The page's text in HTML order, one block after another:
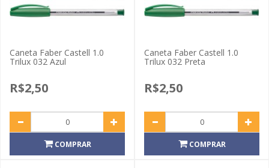
Caneta Faber Castell 1.0
Trilux 032 Azul
R$2,50
COMPRAR
Caneta Faber Castell 1.0
Trilux 032 Preta
R$2,50
COMPRAR